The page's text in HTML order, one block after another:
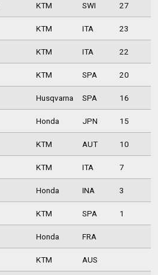
KTM SWI 27
KTM ITA 23
KTM ITA 22
KTM SPA 20
Husqvarna SPA 16
Honda JPN 15
KTM AUT 10
KTM ITA 7
Honda INA 3
KTM SPA 1
Honda FRA
KTM AUS